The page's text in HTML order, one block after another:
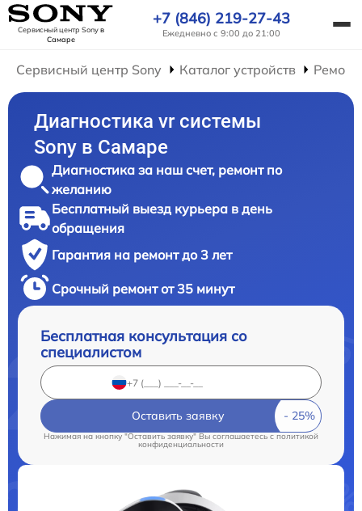
Сервисный центр Sonyв
Самаре
+7 (846) 219-27-43
Ежедневно с 9:00 до 21:00
Сервисный центр Sony Каталог устройств Ремонт
Диагностика vr системы
Sony в Самаре
Диагностика за наш счет, ремонт по
желанию
Бесплатный выезд курьера в день
обращения
Гарантия на ремонт до 3 лет
Срочный ремонт от 35 минут
Бесплатная консультация со
специалистом
Оставить заявку
Нажимая на кнопку "Оставить заявку" Вы соглашаетесь c политикой
конфиденциальности